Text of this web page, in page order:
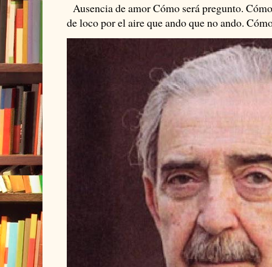
Ausencia de amor Cómo será pregunto.
de loco por el aire que ando que no ando.